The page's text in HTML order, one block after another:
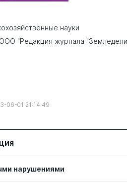
науки
ООО "Редакция журнала
06-01 21:14:49
нарушениями